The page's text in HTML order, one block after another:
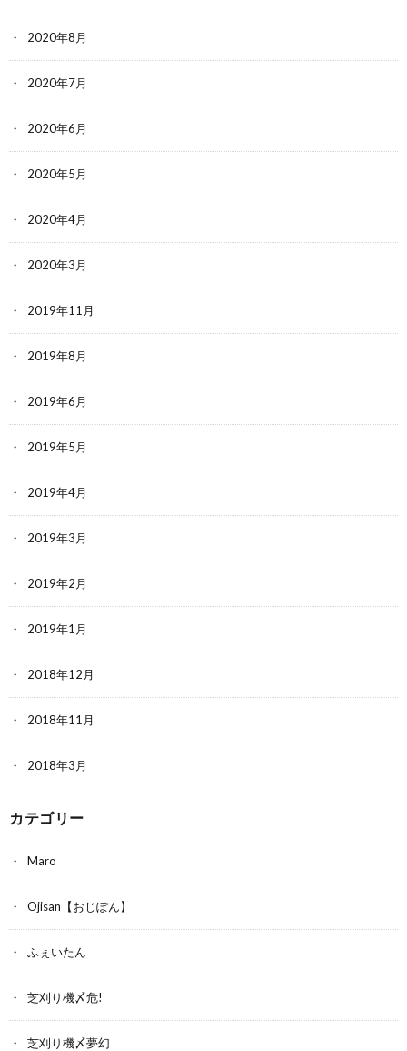
2020年8月
2020年7月
2020年6月
2020年5月
2020年4月
2020年3月
2019年11月
2019年8月
2019年6月
2019年5月
2019年4月
2019年3月
2019年2月
2019年1月
2018年12月
2018年11月
2018年3月
カテゴリー
Maro
Ojisan【おじぽん】
ふぇいたん
芝刈り機〆危!
芝刈り機〆夢幻